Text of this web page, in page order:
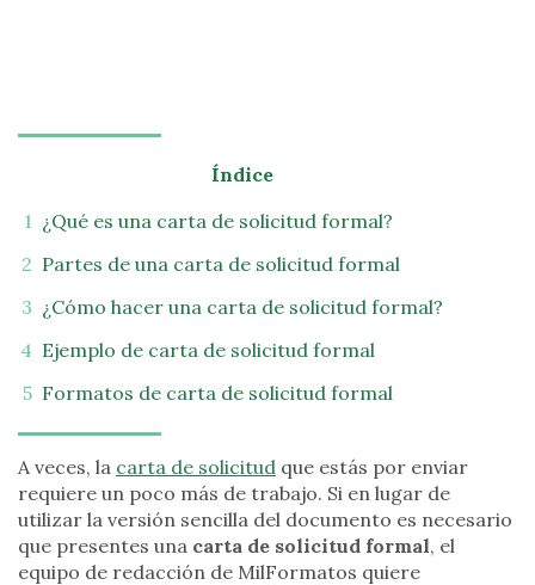
Índice
¿Qué es una carta de solicitud formal?
Partes de una carta de solicitud formal
¿Cómo hacer una carta de solicitud formal?
Ejemplo de carta de solicitud formal
Formatos de carta de solicitud formal
A veces, la carta de solicitud que estás por enviar
requiere un poco más de trabajo. Si en lugar de
utilizar la versión sencilla del documento es necesario
que presentes una carta de solicitud formal, el
equipo de redacción de MilFormatos quiere